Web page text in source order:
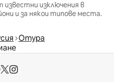
известни изключения в
и за някои типове места.
Отура